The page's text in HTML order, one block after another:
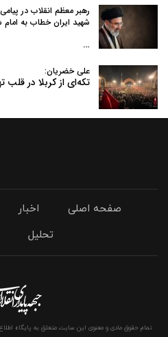
رهبر معظم انقلاب در
شهید ایران خطاب به
…
علی خضریان:
تکه‌ای از کربلا در قلب
صفحه اصلی اخبار
تحلیل
تمام حقوق مادی و معنوی این سایت متعلق به پایگاه